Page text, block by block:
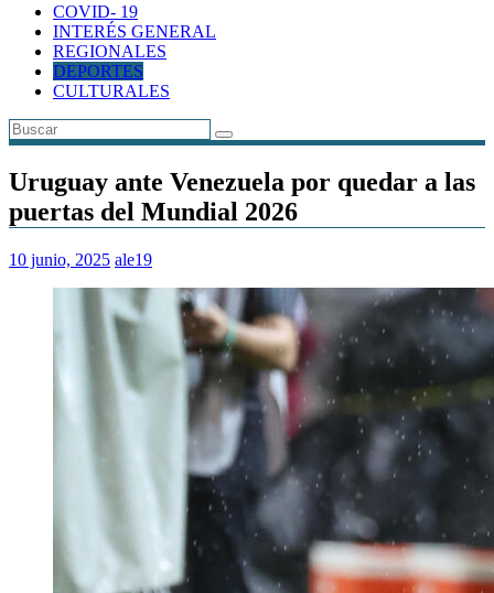
COVID- 19
INTERÉS GENERAL
REGIONALES
DEPORTES
CULTURALES
Uruguay ante Venezuela por quedar a las
puertas del Mundial 2026
10 junio, 2025 ale19